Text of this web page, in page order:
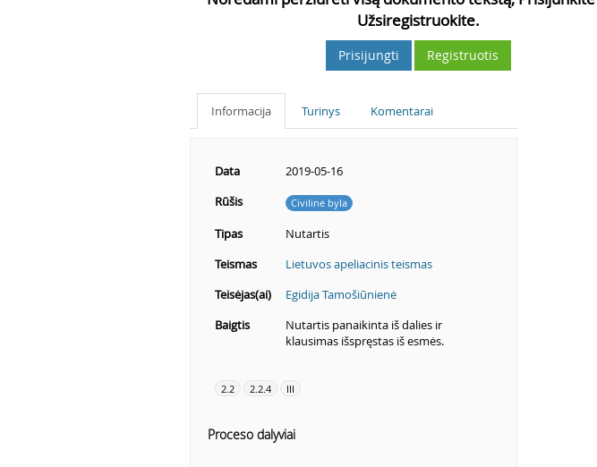
Užsiregistruokite.
Prisijungti Registruotis
Informacija Turinys Komentarai
Data
2019-05-16
Rūšis
Civilinė byla
Tipas
Nutartis
Teismas
Lietuvos apeliacinis teismas
Teisėjas(ai)
Egidija Tamošiūnienė
Baigtis
Nutartis panaikinta iš dalies ir
klausimas išspręstas iš esmės.
2.2 2.2.4 III
Proceso dalyviai